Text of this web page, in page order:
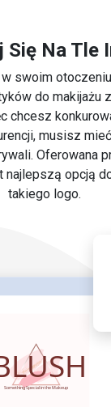
Się Na Tle
swoim
do makijażu
chcesz
musisz
Oferowana
najlepszą opcją
takiego logo.